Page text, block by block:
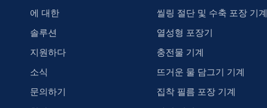
에 대한
솔루션
지원하다
소식
문의하기
씰링 절단 및 수축 포장 기계
열성형 포장기
충전물 기계
뜨거운 물 담그기 기계
집착 필름 포장 기계